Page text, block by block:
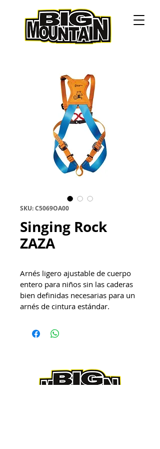
SKU: C5069OA00
Singing Rock
ZAZA
Arnés ligero ajustable de cuerpo
entero para niños sin las caderas
bien definidas necesarias para un
arnés de cintura estándar.